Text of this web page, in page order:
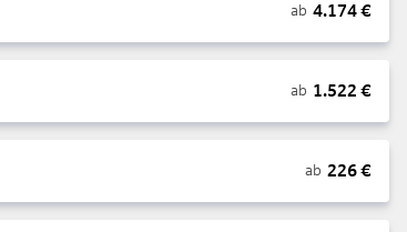
ab 4.174€
ab 1.522 €
ab 226€